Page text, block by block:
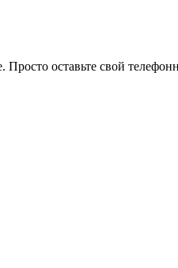
оставьте свой